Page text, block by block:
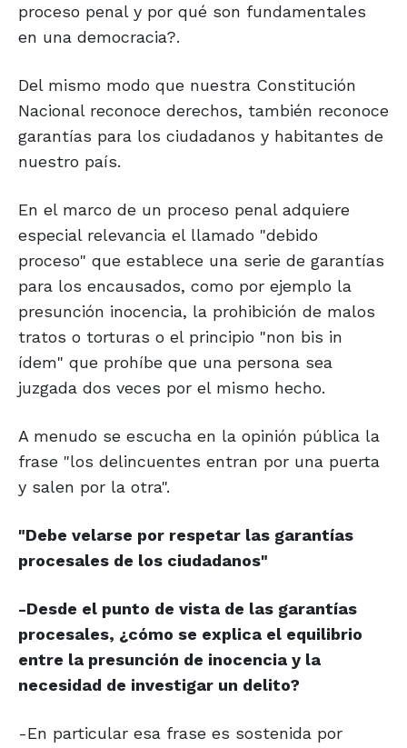
proceso penal y por qué son fundamentales
en una democracia?.
Del mismo modo que nuestra Constitución
Nacional reconoce derechos, también reconoce
garantías para los ciudadanos y habitantes de
nuestro país.
En el marco de un proceso penal adquiere
especial relevancia el llamado "debido
proceso" que establece una serie de garantías
para los encausados, como por ejemplo la
presunción inocencia, la prohibición de malos
tratos o torturas o el principio "non bis in
ídem" que prohíbe que una persona sea
juzgada dos veces por el mismo hecho.
A menudo se escucha en la opinión pública la
frase "los delincuentes entran por una puerta
y salen por la otra".
"Debe velarse por respetar las garantías
procesales de los ciudadanos"
-Desde el punto de vista de las garantías
procesales, ¿cómo se explica el equilibrio
entre la presunción de inocencia y la
necesidad de investigar un delito?
-En particular esa frase es sostenida por